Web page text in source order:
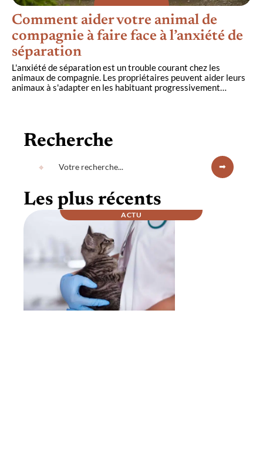
Comment aider votre animal de
compagnie à faire face à l’anxiété de
séparation
L'anxiété de séparation est un trouble courant chez les
animaux de compagnie. Les propriétaires peuvent aider leurs
animaux à s'adapter en les habituant progressivement…
Recherche
Les plus récents
ACTU